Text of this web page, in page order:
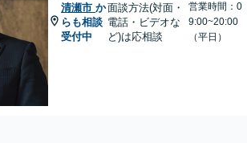
清瀬市 か
らも相談
受付中
面談方法(対面・
電話・ビデオな
ど)は応相談
営業時間：0
9:00~20:00
（平日）